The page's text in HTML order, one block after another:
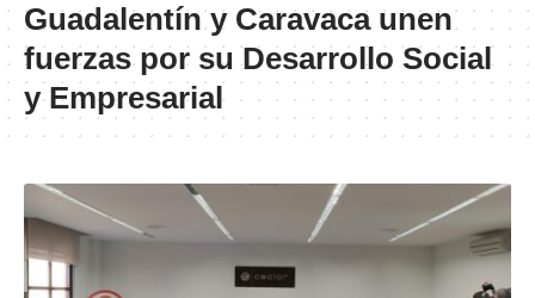
Guadalentín y Caravaca unen
fuerzas por su Desarrollo Social
y Empresarial